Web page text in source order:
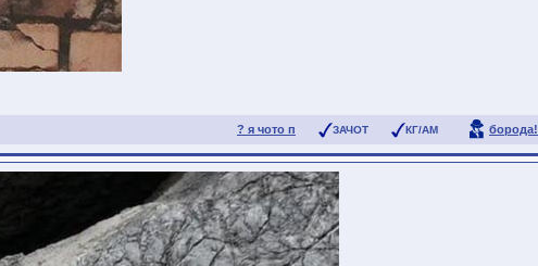
? я чото п ЗАЧОТ КГ/АМ борода!